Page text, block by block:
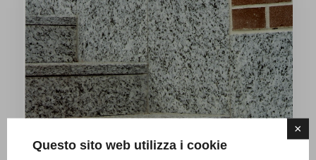
×
Questo sito web utilizza i cookie